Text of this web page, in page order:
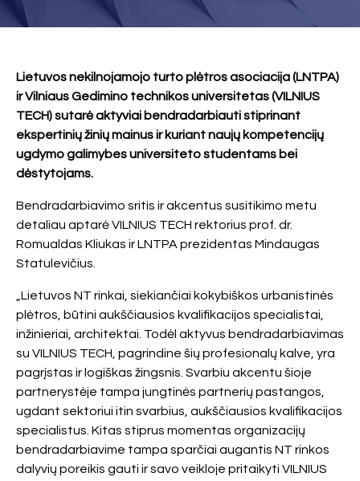
Lietuvos nekilnojamojo turto plėtros asociacija (LNTPA)
ir Vilniaus Gedimino technikos universitetas (VILNIUS
TECH) sutarė aktyviai bendradarbiauti stiprinant
ekspertinių žinių mainus ir kuriant naujų kompetencijų
ugdymo galimybes universiteto studentams bei
dėstytojams.
Bendradarbiavimo sritis ir akcentus susitikimo metu
detaliau aptarė VILNIUS TECH rektorius prof. dr.
Romualdas Kliukas ir LNTPA prezidentas Mindaugas
Statulevičius.
„Lietuvos NT rinkai, siekiančiai kokybiškos urbanistinės
plėtros, būtini aukščiausios kvalifikacijos specialistai,
inžinieriai, architektai. Todėl aktyvus bendradarbiavimas
su VILNIUS TECH, pagrindine šių profesionalų kalve, yra
pagrįstas ir logiškas žingsnis. Svarbiu akcentu šioje
partnerystėje tampa jungtinės partnerių pastangos,
ugdant sektoriui itin svarbius, aukščiausios kvalifikacijos
specialistus. Kitas stiprus momentas organizacijų
bendradarbiavime tampa sparčiai augantis NT rinkos
dalyvių poreikis gauti ir savo veikloje pritaikyti VILNIUS